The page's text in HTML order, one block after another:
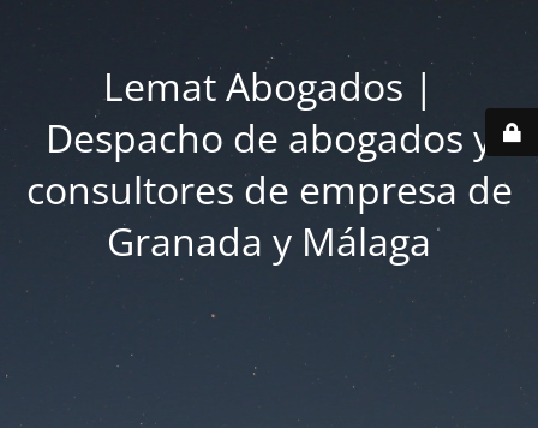
Lemat Abogados |
Despacho de abogados y
consultores de empresa de
Granada y Málaga